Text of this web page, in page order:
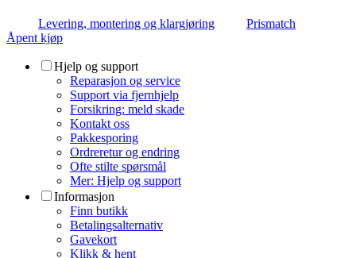
Levering, montering og klargjøring
Prismatch
Åpent kjøp
Hjelp og support
Reparasjon og service
Support via fjernhjelp
Forsikring: meld skade
Kontakt oss
Pakkesporing
Ordreretur og endring
Ofte stilte spørsmål
Mer: Hjelp og support
Informasjon
Finn butikk
Betalingsalternativ
Gavekort
Klikk & hent